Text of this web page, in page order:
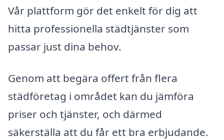
Vår plattform gör det enkelt för dig att
hitta professionella städtjänster som
passar just dina behov.
Genom att begära offert från flera
städföretag i området kan du jämföra
priser och tjänster, och därmed
säkerställa att du får ett bra erbjudande.